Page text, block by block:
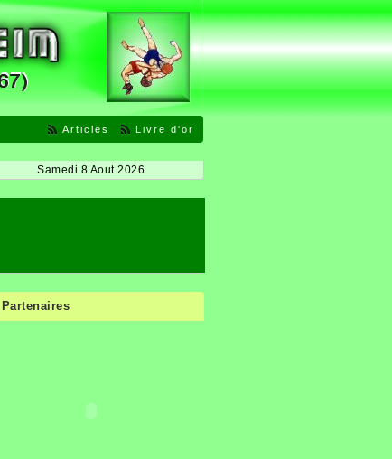
Livre d'or
Articles
Samedi 8 Aout 2026
Partenaires